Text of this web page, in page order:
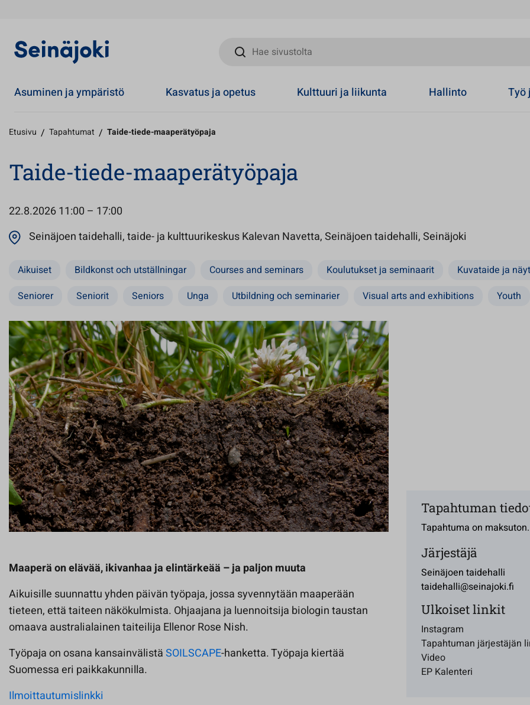
Hae sivustolta
Asuminen ja ympäristö Kasvatus ja opetus Kulttuuri ja liikunta Hallinto Työ
Etusivu / Tapahtumat / Taide-tiede-maaperätyöpaja
Taide-tiede-maaperätyöpaja
22.8.202611:00 – 17:00
Seinäjoen taidehalli, taide- ja kulttuurikeskus Kalevan Navetta, Seinäjoen taidehalli, Seinäjoki
Aikuiset Bildkonst och utställningar Courses and seminars Koulutukset ja seminaarit
Kuvataide ja
Seniorer
Seniorit Seniors Unga Utbildning och seminarier Visual arts and exhibitions Youth
Maaperä on elävää, ikivanhaa ja elintärkeää – ja paljon muuta
Aikuisille suunnattu yhden päivän työpaja, jossa syvennytään maaperään
tieteen, että taiteen näkökulmista. Ohjaajana ja luennoitsija biologin taustan
omaava australialainen taiteilija Ellenor Rose Nish.
Työpaja on osana kansainvälistäSOILSCAPE-hanketta. Työpaja kiertää
Suomessa eri paikkakunnilla.
Ilmoittautumislinkki
Tapahtuman
Tapahtuma on maksuton.
Järjestäjä
Seinäjoen taidehalli
taidehalli@seinajoki.fi
Ulkoiset linkit
Instagram
Tapahtuman järjestäjän
Video
EP Kalenteri